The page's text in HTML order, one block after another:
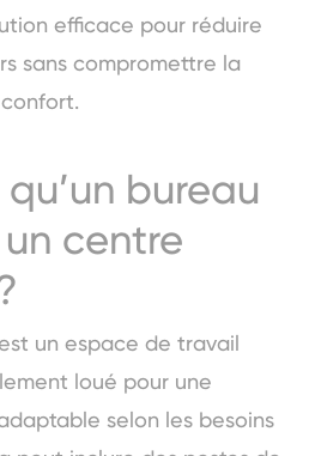
efficace pour réduire
sans compromettre la
bureau
centre
un espace de travail
loué pour une
selon les besoins